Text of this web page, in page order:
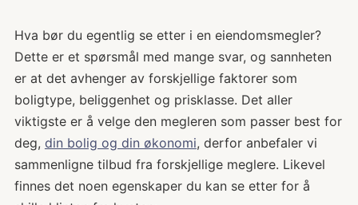
Hva bør du egentlig se etter i en eiendomsmegler?
Dette er et spørsmål med mange svar, og sannheten
er at det avhenger av forskjellige faktorer som
boligtype, beliggenhet og prisklasse. Det aller
viktigste er å velge den megleren som passer best for
deg, din bolig og din økonomi, derfor anbefaler vi
sammenligne tilbud fra forskjellige meglere. Likevel
finnes det noen egenskaper du kan se etter for å